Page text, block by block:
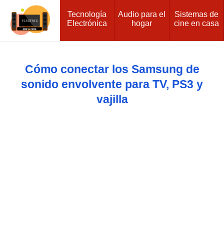
Tecnología
Electrónica
Audio para el
hogar
Sistemas de
cine en casa
Cómo conectar los Samsung de
sonido envolvente para TV, PS3 y
vajilla